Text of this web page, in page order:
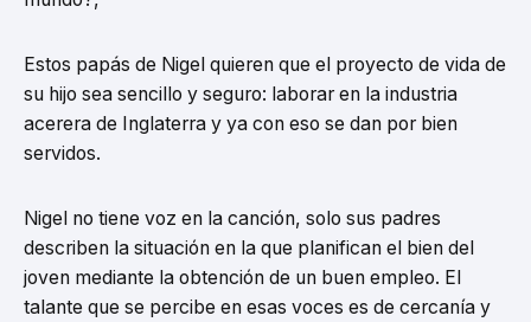
Estos papás de Nigel quieren que el proyecto de vida de
su hijo sea sencillo y seguro: laborar en la industria
acerera de Inglaterra y ya con eso se dan por bien
servidos.
Nigel no tiene voz en la canción, solo sus padres
describen la situación en la que planifican el bien del
joven mediante la obtención de un buen empleo. El
talante que se percibe en esas voces es de cercanía y